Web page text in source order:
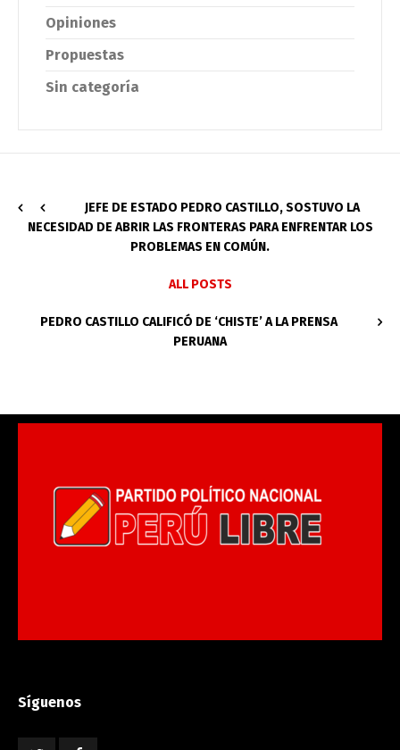
Opiniones
Propuestas
Sin categoría
JEFE DE ESTADO PEDRO CASTILLO, SOSTUVO LA
NECESIDAD DE ABRIR LAS FRONTERAS PARA ENFRENTAR LOS
PROBLEMAS EN COMÚN.
ALL POSTS
PEDRO CASTILLO CALIFICÓ DE ‘CHISTE’ A LA PRENSA
PERUANA
Síguenos